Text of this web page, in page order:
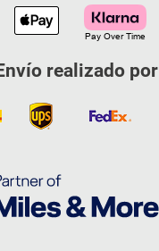
realizado por